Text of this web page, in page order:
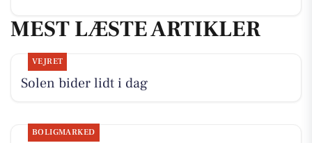
MEST LÆSTE ARTIKLER
VEJRET
Solen bider lidt i dag
BOLIGMARKED